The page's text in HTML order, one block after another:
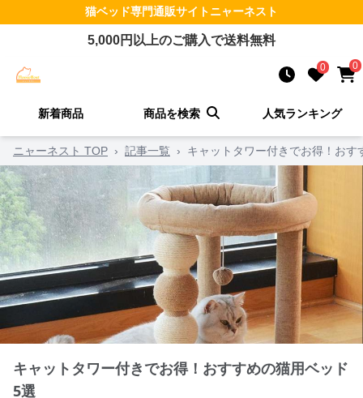
猫ベッド専門通販サイトニャーネスト
5,000円以上のご購入で送料無料
0 0
新着商品 商品を検索 人気ランキング
ニャーネスト TOP › 記事一覧 › キャットタワー付きでお得！おす
キャットタワー付きでお得！おすすめの猫用ベッド
5選